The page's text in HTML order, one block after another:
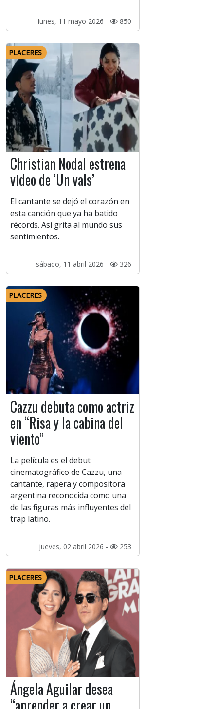
lunes, 11 mayo 2026 - 850
PLACERES
Christian Nodal estrena
video de ‘Un vals’
El cantante se dejó el corazón en
esta canción que ya ha batido
récords. Así grita al mundo sus
sentimientos.
sábado, 11 abril 2026 - 326
PLACERES
Cazzu debuta como actriz
en “Risa y la cabina del
viento”
La película es el debut
cinematográfico de Cazzu, una
cantante, rapera y compositora
argentina reconocida como una
de las figuras más influyentes del
trap latino.
jueves, 02 abril 2026 - 253
PLACERES
Ángela Aguilar desea
“aprender a crear un